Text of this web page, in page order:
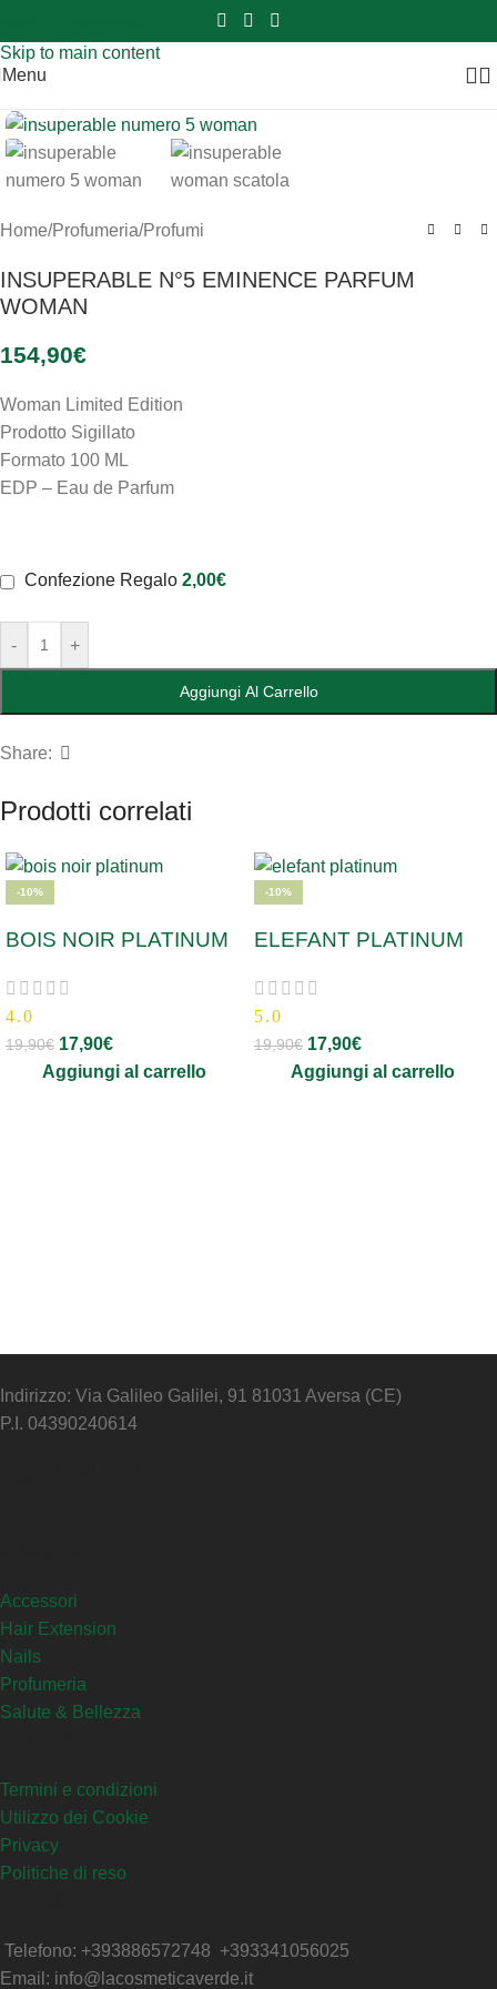
Skip to main content
Sei hai domande contattaci 📲3341056025 - 3886572748
Menu
Home/Profumeria/Profumi
INSUPERABLE N°5 EMINENCE PARFUM
WOMAN
154,90€
Woman Limited Edition
Prodotto Sigillato
Formato 100 ML
EDP – Eau de Parfum
- +
Aggiungi Al Carrello
Confezione Regalo 2,00€
Share:
Prodotti correlati
-10%
BOIS NOIR PLATINUM
4.0
19,90€ 17,90€
Aggiungi al carrello
-10%
ELEFANT PLATINUM
5.0
19,90€ 17,90€
Aggiungi al carrello
Indirizzo: Via Galileo Galilei, 91 81031 Aversa (CE)
P.I. 04390240614
Accessori
Hair Extension
Nails
Profumeria
Salute & Bellezza
Termini e condizioni
Utilizzo dei Cookie
Privacy
Politiche di reso
Telefono: +393886572748 +393341056025
Email: info@lacosmeticaverde.it